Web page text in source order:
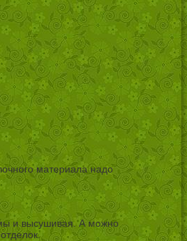
материала надо
и высушивая. А можно